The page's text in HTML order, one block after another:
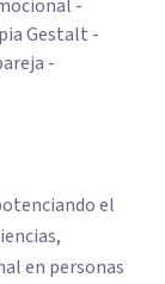
-
Gestalt -
-
el
en personas